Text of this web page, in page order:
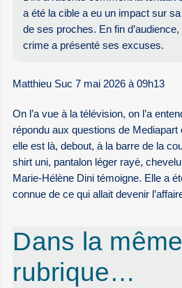
a été la cible a eu un impact sur
de ses proches. En fin
crime a présenté ses excuses.
Matthieu Suc 7 mai 2026 à 09h13
On l’a vue à la télévision, on l’a
répondu aux questions de
elle est là, debout, à la barre de la
shirt uni, pantalon léger rayé,
Marie-Hélène Dini témoigne. Elle a
connue de ce qui allait devenir
Dans la même
rubrique…